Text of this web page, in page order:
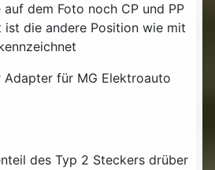
auf dem Foto noch CP und PP
die andere Position wie mit
des Typ 2 Steckers drüber